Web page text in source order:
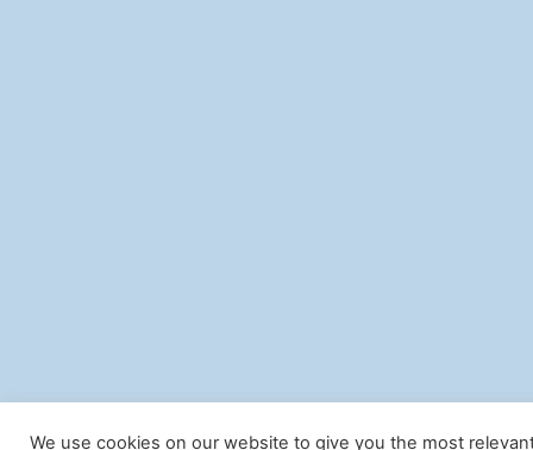
We use cookies on our website to give you the most